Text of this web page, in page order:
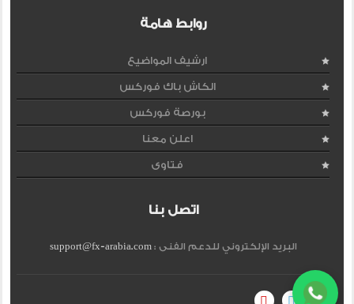
روابط هامة
ارشيف المواضيع
الكاش باك فوركس
بورصة فوركس
اعلن معنا
فتاوى
اتصل بنا
البريد الإلكتروني للدعم الفنى :support@fx-arabia.com